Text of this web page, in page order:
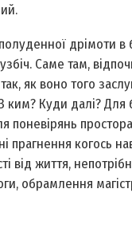
дрімоти в
Саме там,
як воно того
ким? Куди далі?
поневірянь
прагнення когось
від життя,
обрамлення